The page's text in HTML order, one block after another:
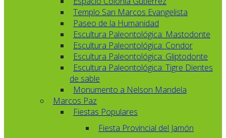
Templo San Marcos Evangelista
Paseo de la Humanidad
Escultura Paleontológica: Mastodonte
Escultura Paleontológica: Condor
Escultura Paleontológica: Gliptodonte
Escultura Paleontológica: Tigre Dientes
de sable
Monumento a Nelson Mandela
Marcos Paz
Fiestas Populares
Fiesta Provincial del Jamón